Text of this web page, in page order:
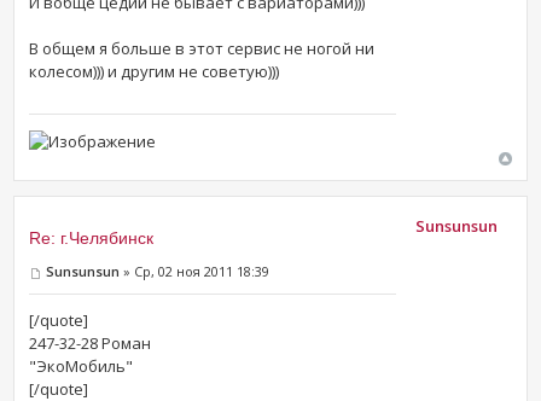
В общем я больше в этот сервис не ногой ни
колесом))) и другим не советую)))
Re: г.Челябинск
Sunsunsun » Ср, 02 ноя 2011 18:39
[/quote]
247-32-28 Роман
"ЭкоМобиль"
[/quote]
Sunsunsun